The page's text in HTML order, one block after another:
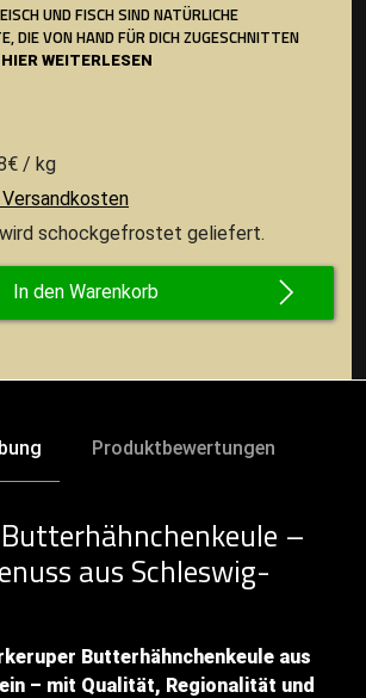
UND FISCH SIND NATÜRLICHE
DIE VON HAND FÜR DICH ZUGESCHNITTEN
HIER WEITERLESEN
/ kg
schockgefrostet geliefert.
In den Warenkorb
Produktbewertungen
–
aus Schleswig-
Butterhähnchenkeule aus
– mit Qualität, Regionalität und